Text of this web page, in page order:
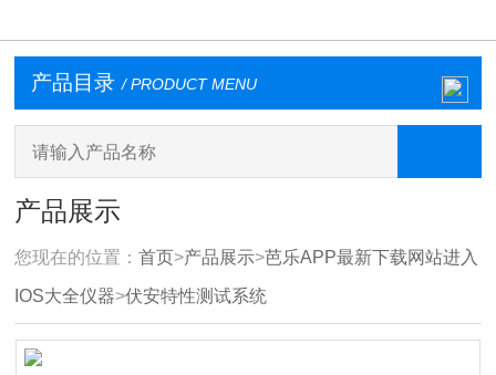
产品目录 / PRODUCT MENU
产品展示
您现在的位置：首页>产品展示>芭乐APP最新下载网站进入
IOS大全仪器>伏安特性测试系统